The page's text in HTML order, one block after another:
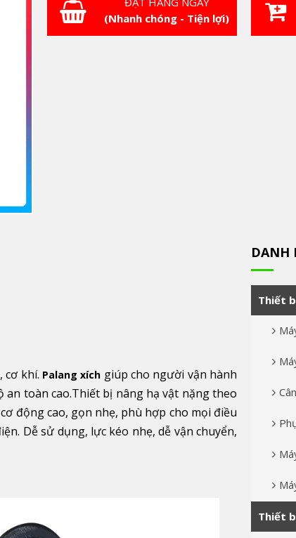
(Nhanh chóng - Tiện lợi)
khí. Palang xích giúp cho người vận hành
an toàn cao.Thiết bị nâng hạ vật nặng theo
động cao, gọn nhẹ, phù hợp cho mọi điều
Dễ sử dụng, lực kéo nhẹ, dễ vận chuyển,
DANH
Thiết
Thiết